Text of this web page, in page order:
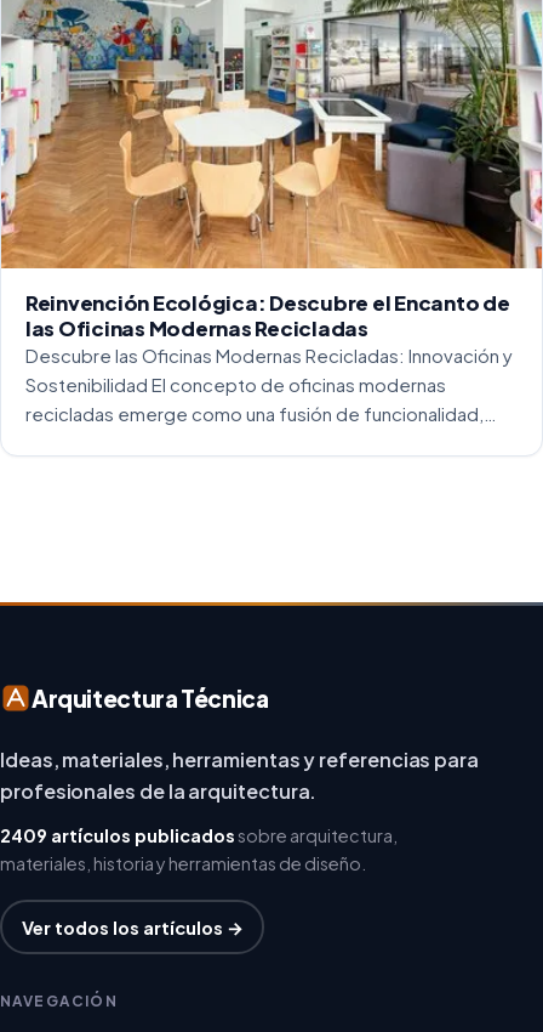
Reinvención Ecológica: Descubre el Encanto de
las Oficinas Modernas Recicladas
Descubre las Oficinas Modernas Recicladas: Innovación y
Sostenibilidad El concepto de oficinas modernas
recicladas emerge como una fusión de funcionalidad,
Arquitectura Técnica
Ideas, materiales, herramientas y referencias para
profesionales de la arquitectura.
2409 artículos publicadossobre arquitectura,
materiales, historia y herramientas de diseño.
Ver todos los artículos →
NAVEGACIÓN